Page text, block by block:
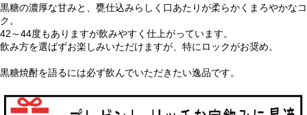
黒糖の濃厚な甘みと、甕仕込みらしく口あたりが柔らかくまろやかなコ
ク。
42～44度もありますが飲みやすく仕上がっています。
飲み方を選ばずお楽しみいただけますが、特にロックがお奨め。
黒糖焼酎を語るには必ず飲んでいただきたい逸品です。